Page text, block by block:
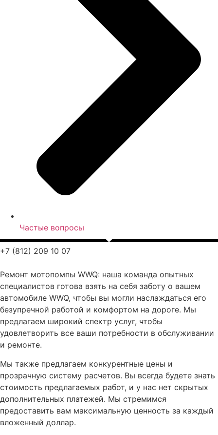
Частые вопросы
+7 (812) 209 10 07
Ремонт мотопомпы WWQ: наша команда опытных
специалистов готова взять на себя заботу о вашем
автомобиле WWQ, чтобы вы могли наслаждаться его
безупречной работой и комфортом на дороге. Мы
предлагаем широкий спектр услуг, чтобы
удовлетворить все ваши потребности в обслуживании
и ремонте.
Мы также предлагаем конкурентные цены и
прозрачную систему расчетов. Вы всегда будете знать
стоимость предлагаемых работ, и у нас нет скрытых
дополнительных платежей. Мы стремимся
предоставить вам максимальную ценность за каждый
вложенный доллар.